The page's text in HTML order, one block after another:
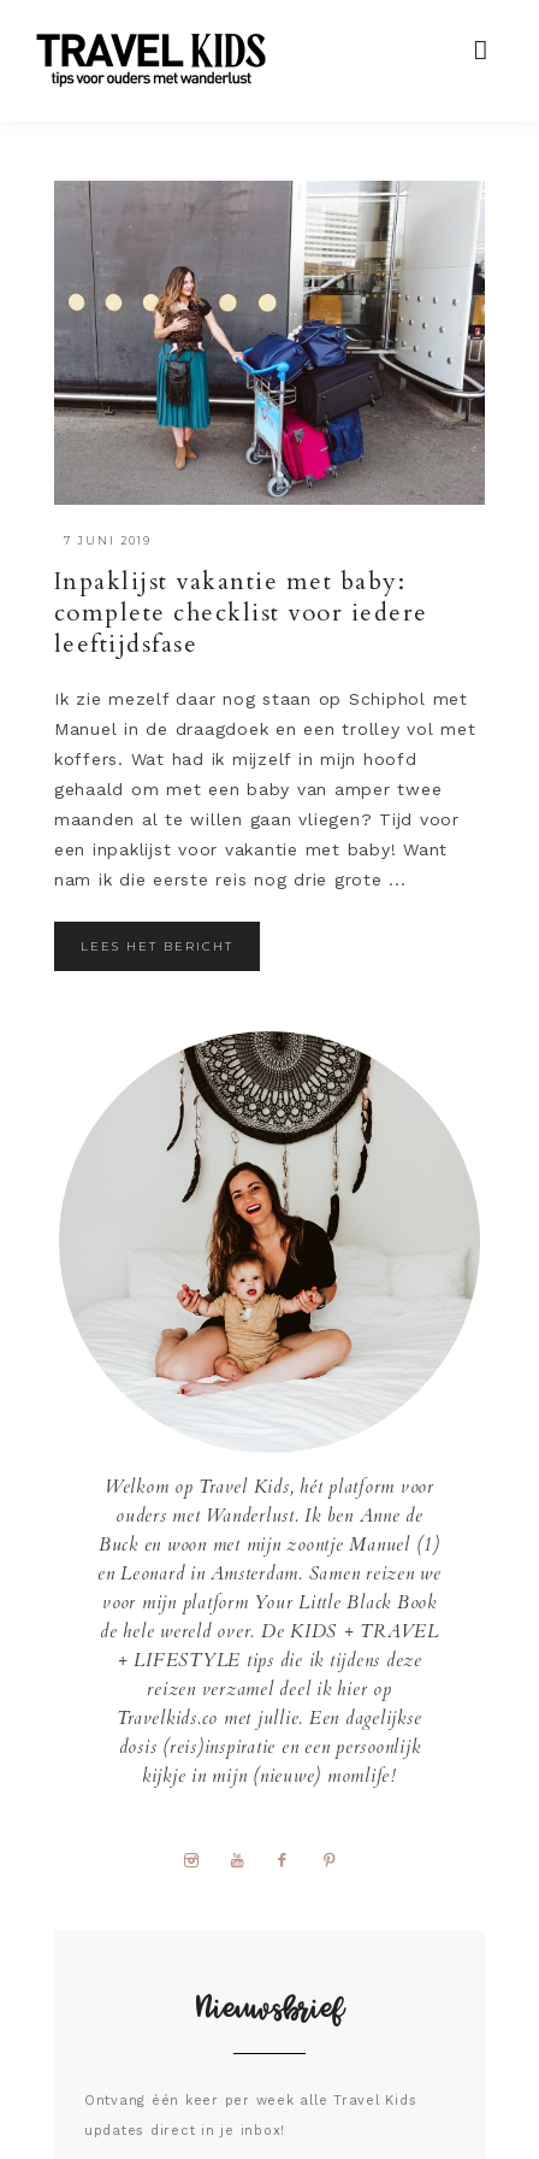
7 JUNI 2019
Inpaklijst vakantie met baby:
complete checklist voor iedere
leeftijdsfase
Ik zie mezelf daar nog staan op Schiphol met
Manuel in de draagdoek en een trolley vol met
koffers. Wat had ik mijzelf in mijn hoofd
gehaald om met een baby van amper twee
maanden al te willen gaan vliegen? Tijd voor
een inpaklijst voor vakantie met baby! Want
nam ik die eerste reis nog drie grote ...
LEES HET BERICHT
Welkom op Travel Kids, hét platform voor
ouders met Wanderlust. Ik ben Anne de
Buck en woon met mijn zoontje Manuel (1)
en Leonard in Amsterdam. Samen reizen we
voor mijn platform Your Little Black Book
de hele wereld over. De KIDS + TRAVEL
+ LIFESTYLE tips die ik tijdens deze
reizen verzamel deel ik hier op
Travelkids.co met jullie. Een dagelijkse
dosis (reis)inspiratie en een persoonlijk
kijkje in mijn (nieuwe) momlife!
Nieuwsbrief
Ontvang één keer per week alle Travel Kids
updates direct in je inbox!